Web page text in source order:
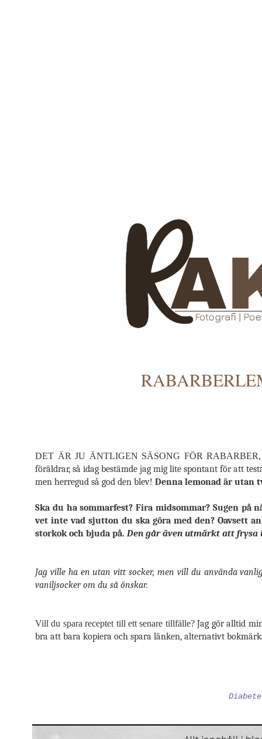
DET ÄR JU ÄNTLIGEN SÄSONG FÖR
föräldrar, så idag bestämde jag mig lite spontant för att
men herregud så god den blev! Denna lemonad är utan
Ska du ha sommarfest? Fira midsommar? Sugen
vet inte vad sjutton du ska göra med den? Oavsett
storkok och bjuda på. Den går även utmärkt att
Jag ville ha en utan vitt socker, men vill du använda
vaniljsocker om du så önskar.
Vill du spara receptet till ett senare tillfälle? Jag gör alltid
bra att bara kopiera och spara länken, alternativt